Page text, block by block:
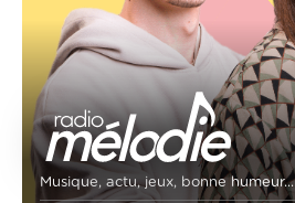
Musique, actu, jeux, bonne humeur...